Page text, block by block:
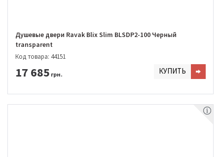
Душевые двери Ravak Blix Slim BLSDP2-100 Черный
transparent
Код товара: 44151
17 685 грн. КУПИТЬ